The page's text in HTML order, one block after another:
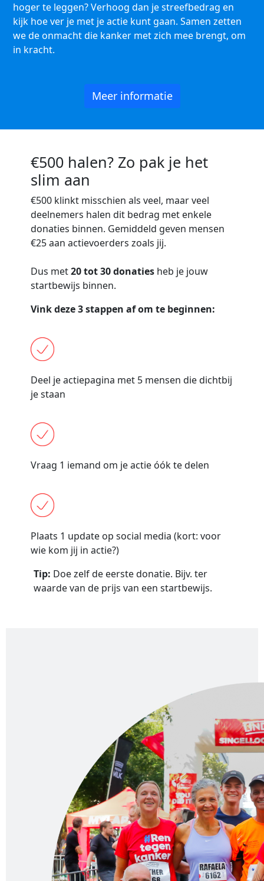
hoger te leggen? Verhoog dan je streefbedrag en
kijk hoe ver je met je actie kunt gaan. Samen zetten
we de onmacht die kanker met zich mee brengt, om
in kracht.
Meer informatie
€500 halen? Zo pak je het
slim aan
€500 klinkt misschien als veel, maar veel
deelnemers halen dit bedrag met enkele
donaties binnen. Gemiddeld geven mensen
€25 aan actievoerders zoals jij.
Dus met20 tot 30 donaties heb je jouw
startbewijs binnen.
Vink deze 3 stappen af om te beginnen:
Deel je actiepagina met 5 mensen die dichtbij
je staan
Vraag 1 iemand om je actie óók te delen
Plaats 1 update op social media (kort: voor
wie kom jij in actie?)
Tip: Doe zelf de eerste donatie. Bijv. ter
waarde van de prijs van een startbewijs.